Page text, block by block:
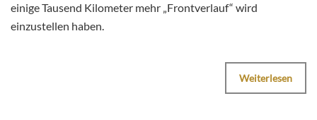
einige Tausend Kilometer mehr „Frontverlauf“ wird
einzustellen haben.
Weiterlesen